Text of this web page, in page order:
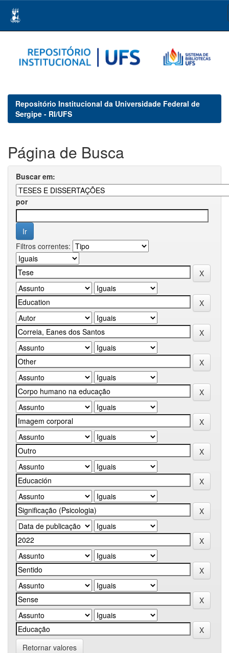
navigation
Repositório Institucional da Universidade Federal de
Sergipe - RI/UFS
Página de Busca
Buscar em:
por
Filtros correntes:
Retornar valores